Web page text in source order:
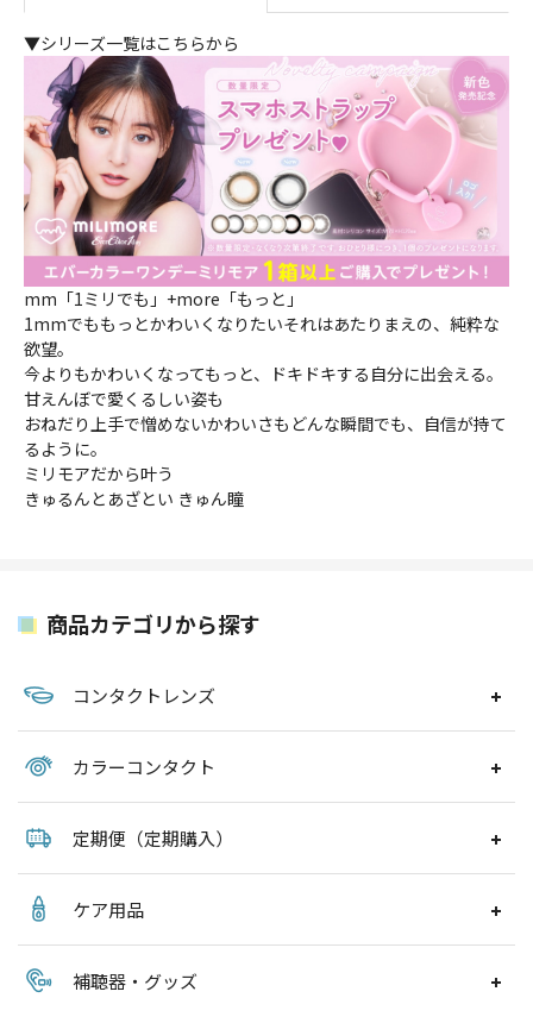
▼シリーズ一覧はこちらから
mm「1ミリでも」+more「もっと」
1mmでももっとかわいくなりたいそれはあたりまえの、純粋な
欲望。
今よりもかわいくなってもっと、ドキドキする自分に出会える。
甘えんぼで愛くるしい姿も
おねだり上手で憎めないかわいさもどんな瞬間でも、自信が持て
るように。
ミリモアだから叶う
きゅるんとあざとい きゅん瞳
商品カテゴリから探す
コンタクトレンズ
カラーコンタクト
定期便（定期購入）
ケア用品
補聴器・グッズ